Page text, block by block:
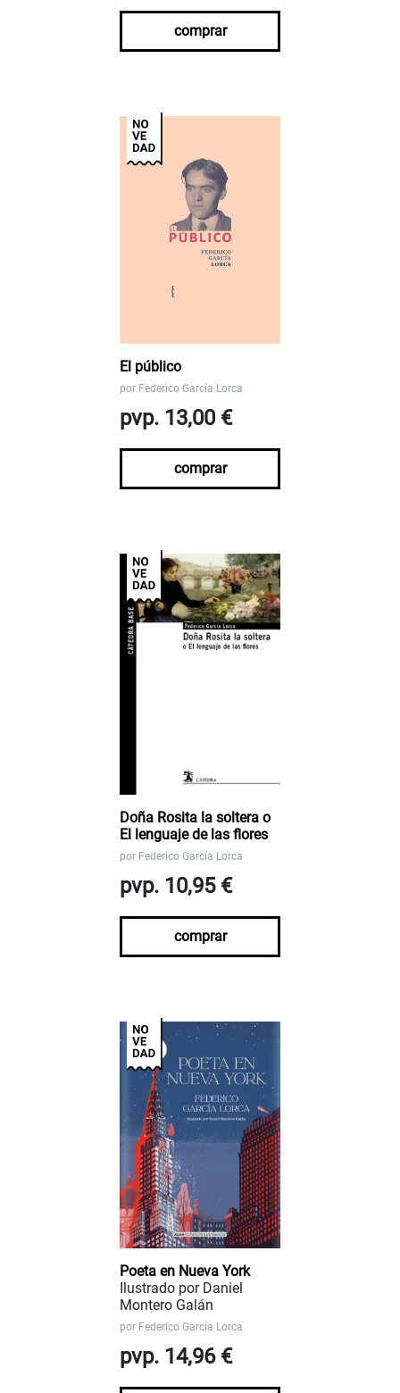
comprar
El público
por Federico García Lorca
pvp. 13,00 €
comprar
Doña Rosita la soltera o
El lenguaje de las flores
por Federico García Lorca
pvp. 10,95 €
comprar
Poeta en Nueva York
Ilustrado por Daniel
Montero Galán
por Federico García Lorca
pvp. 14,96 €